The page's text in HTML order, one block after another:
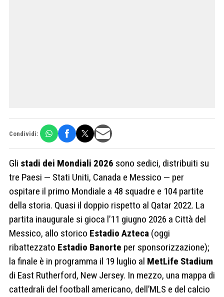
Condividi:
Gli stadi dei Mondiali 2026 sono sedici, distribuiti su
tre Paesi — Stati Uniti, Canada e Messico — per
ospitare il primo Mondiale a 48 squadre e 104 partite
della storia. Quasi il doppio rispetto al Qatar 2022. La
partita inaugurale si gioca l’11 giugno 2026 a Città del
Messico, allo storico Estadio Azteca (oggi
ribattezzato Estadio Banorte per sponsorizzazione);
la finale è in programma il 19 luglio al MetLife Stadium
di East Rutherford, New Jersey. In mezzo, una mappa di
cattedrali del football americano, dell’MLS e del calcio